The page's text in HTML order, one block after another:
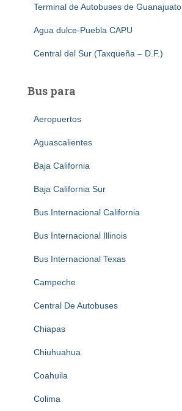
Terminal de Autobuses de Guanajuato
Agua dulce-Puebla CAPU
Central del Sur (Taxqueña – D.F.)
Bus para
Aeropuertos
Aguascalientes
Baja California
Baja California Sur
Bus Internacional California
Bus Internacional Illinois
Bus Internacional Texas
Campeche
Central De Autobuses
Chiapas
Chiuhuahua
Coahuila
Colima